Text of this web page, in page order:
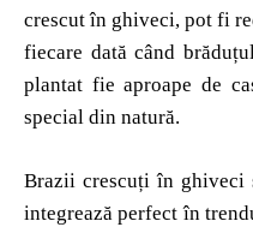
crescut în ghiveci, pot fi
fiecare dată când
plantat fie aproape de
special din natură.
Brazii crescuți în ghiveci
integrează perfect în